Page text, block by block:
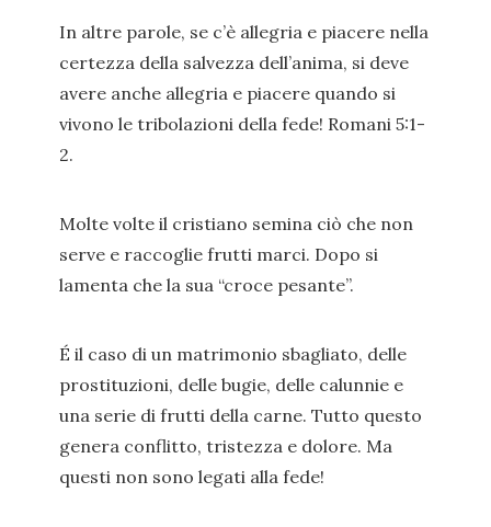
In altre parole, se c’è allegria e piacere nella
certezza della salvezza dell’anima, si deve
avere anche allegria e piacere quando si
vivono le tribolazioni della fede! Romani 5:1-
2.
Molte volte il cristiano semina ciò che non
serve e raccoglie frutti marci. Dopo si
lamenta che la sua “croce pesante”.
É il caso di un matrimonio sbagliato, delle
prostituzioni, delle bugie, delle calunnie e
una serie di frutti della carne. Tutto questo
genera conflitto, tristezza e dolore. Ma
questi non sono legati alla fede!